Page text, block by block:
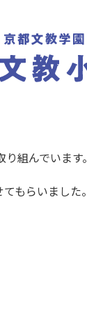
組んでいます。
もらいました。